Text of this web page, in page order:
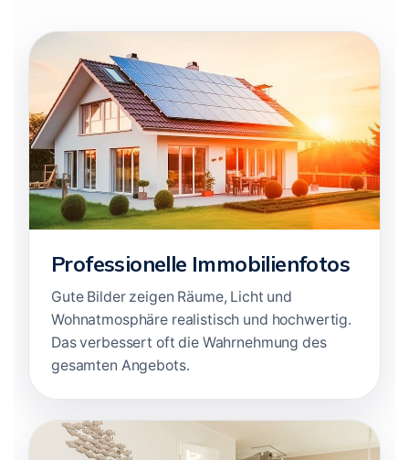
Professionelle Immobilienfotos
Gute Bilder zeigen Räume, Licht und
Wohnatmosphäre realistisch und hochwertig.
Das verbessert oft die Wahrnehmung des
gesamten Angebots.